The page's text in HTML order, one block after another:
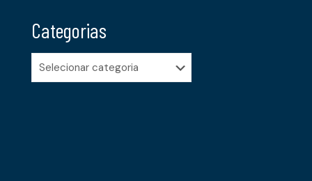
Categorias
Categorias